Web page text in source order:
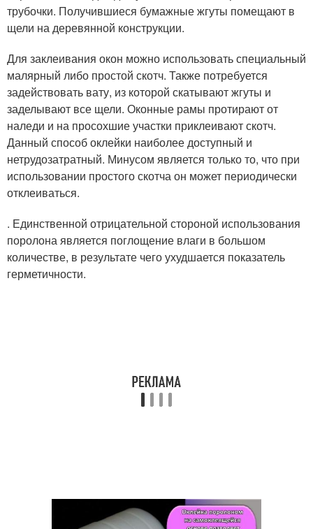
трубочки. Получившиеся бумажные жгуты помещают в
щели на деревянной конструкции.
Для заклеивания окон можно использовать специальный
малярный либо простой скотч. Также потребуется
задействовать вату, из которой скатывают жгуты и
заделывают все щели. Оконные рамы протирают от
наледи и на просохшие участки приклеивают скотч.
Данный способ оклейки наиболее доступный и
нетрудозатратный. Минусом является только то, что при
использовании простого скотча он может периодически
отклеиваться.
. Единственной отрицательной стороной использования
поролона является поглощение влаги в большом
количестве, в результате чего ухудшается показатель
герметичности.